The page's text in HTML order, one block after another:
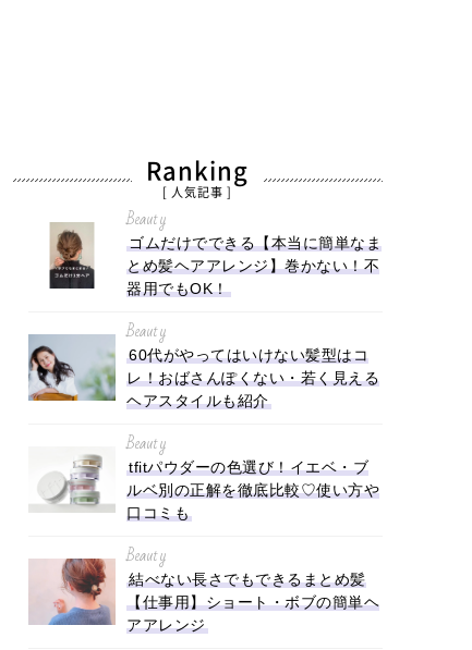
Ranking
[ 人気記事 ]
Beauty
ゴムだけでできる【本当に簡単なま
とめ髪ヘアアレンジ】巻かない！不
器用でもOK！
Beauty
60代がやってはいけない髪型はコ
レ！おばさんぽくない・若く見える
ヘアスタイルも紹介
Beauty
tfitパウダーの色選び！イエベ・ブ
ルベ別の正解を徹底比較♡使い方や
口コミも
Beauty
結べない長さでもできるまとめ髪
【仕事用】ショート・ボブの簡単ヘ
アアレンジ